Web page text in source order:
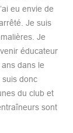
eu envie de
Je suis
Je
éducateur
dans le
suis donc
du club et
sont